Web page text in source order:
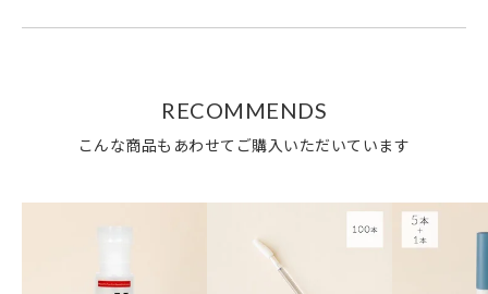
RECOMMENDS
こんな商品もあわせてご購入いただいています